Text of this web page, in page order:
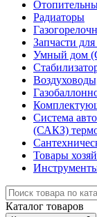
Радиаторы
Запчасти
Умный дом
Система
(САКЗ)
Товары
Каталог товаров